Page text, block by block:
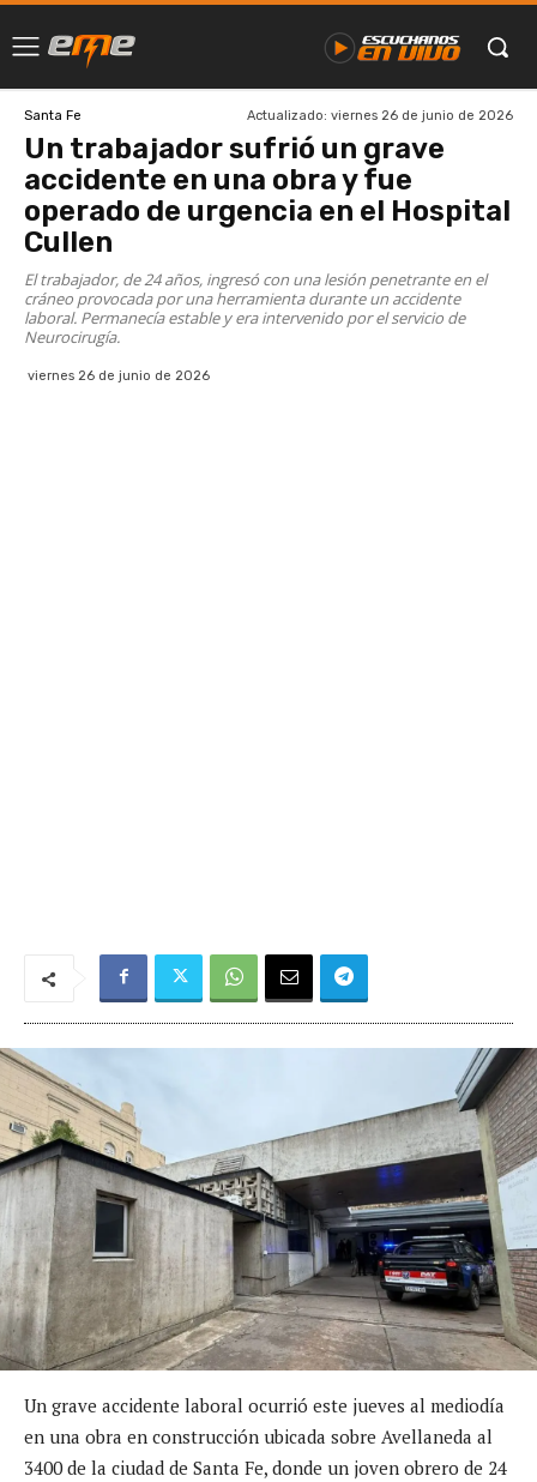
Santa Fe Actualizado: viernes 26 de junio de 2026
Un trabajador sufrió un grave
accidente en una obra y fue
operado de urgencia en el Hospital
Cullen
El trabajador, de 24 años, ingresó con una lesión penetrante en el
cráneo provocada por una herramienta durante un accidente
laboral. Permanecía estable y era intervenido por el servicio de
Neurocirugía.
viernes 26 de junio de 2026
Un grave accidente laboral ocurrió este jueves al mediodía
en una obra en construcción ubicada sobre Avellaneda al
3400 de la ciudad de Santa Fe, donde un joven obrero de 24